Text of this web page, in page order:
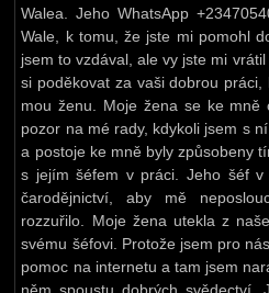
Walea. Jeho WhatsApp
Wale, k tomu, že jste mi pomohl
jsem to vzdával, ale vy jste mi
si poděkovat za vaši dobrou
mou ženu. Moje žena se ke mně
pozor na mé rady, kdykoli jsem s
a postoje ke mně byly způsobeny
s jejím šéfem v práci. Jeho šéf
čarodějnictví, aby mě
rozzuřilo. Moje žena utekla z
svému šéfovi. Protože jsem pro
pomoc na internetu a tam jsem
něm spoustu dobrých svědectví.